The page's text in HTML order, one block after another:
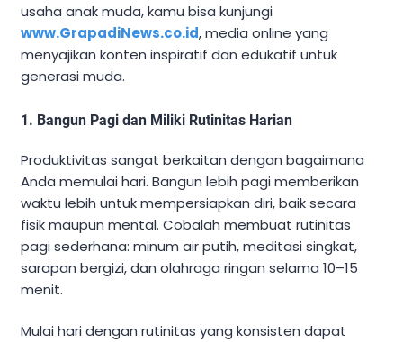
usaha anak muda, kamu bisa kunjungi
www.GrapadiNews.co.id, media online yang
menyajikan konten inspiratif dan edukatif untuk
generasi muda.
1. Bangun Pagi dan Miliki Rutinitas Harian
Produktivitas sangat berkaitan dengan bagaimana
Anda memulai hari. Bangun lebih pagi memberikan
waktu lebih untuk mempersiapkan diri, baik secara
fisik maupun mental. Cobalah membuat rutinitas
pagi sederhana: minum air putih, meditasi singkat,
sarapan bergizi, dan olahraga ringan selama 10–15
menit.
Mulai hari dengan rutinitas yang konsisten dapat